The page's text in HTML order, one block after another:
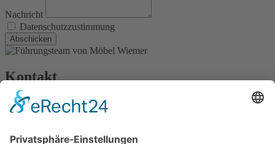
Nachricht
Datenschutzzustimmung
Abschicken
Kontakt
Möbel Wiemer GmbH & Co. KG
Martin-Opitz-Straße 2